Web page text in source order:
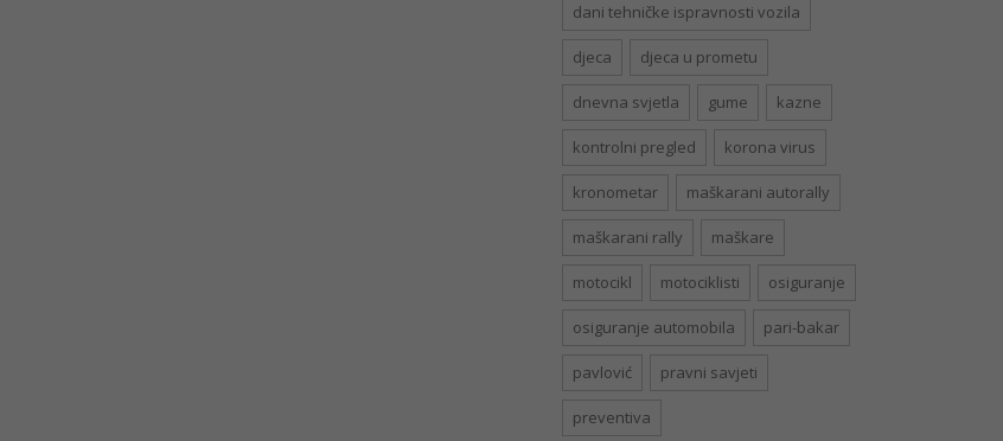
dani tehničke ispravnosti vozila
djeca djeca u prometu
dnevna svjetla gume kazne
kontrolni pregled korona virus
kronometar maškarani autorally
maškarani rally maškare
motocikl motociklisti osiguranje
osiguranje automobila pari-bakar
pavlović pravni savjeti
preventiva